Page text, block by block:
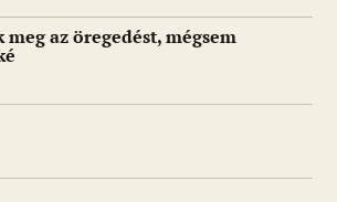
az öregedést, mégsem